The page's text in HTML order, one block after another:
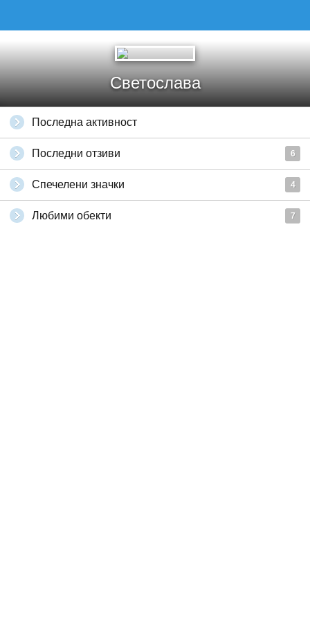
Светослава
Последна активност
Последни отзиви 6
Спечелени значки 4
Любими обекти 7